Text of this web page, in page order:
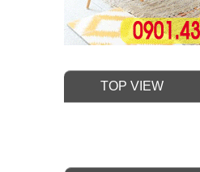
TOP VIEW